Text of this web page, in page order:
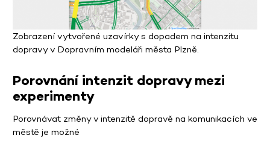
Zobrazení vytvořené uzavírky s dopadem na intenzitu
dopravy v Dopravním modeláři města Plzně.
Porovnání intenzit dopravy mezi
experimenty
Porovnávat změny v intenzitě dopravě na komunikacích ve
městě je možné